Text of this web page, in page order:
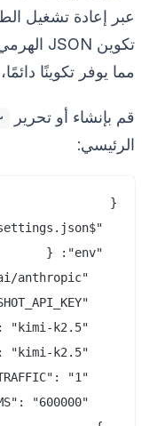
تكوين JSON الهرمي من خلال ملفات
مما يوفر تكوينًا
قم بإنشاء أو تحرير
الرئيسي: